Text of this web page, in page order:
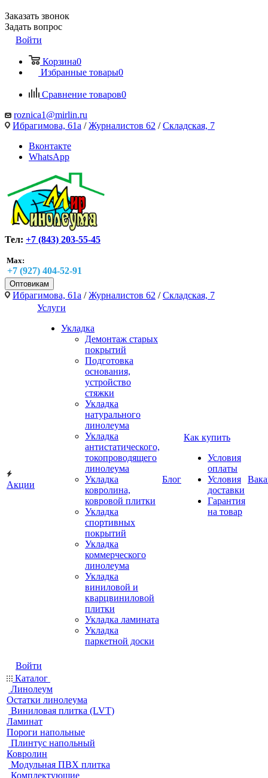
Заказать звонок
Задать вопрос
Войти
Корзина0
Избранные товары0
Сравнение товаров0
roznica1@mirlin.ru
Ибрагимова, 61а /Журналистов 62 /Складская, 7
Вконтакте
WhatsApp
Тел: +7 (843) 203-55-45
Max:
+7 (927) 404-52-91
Оптовикам
Ибрагимова, 61а /Журналистов 62 /Складская, 7
Акции
Услуги
Укладка
Демонтаж старых
покрытий
Подготовка
основания,
устройство
стяжки
Укладка
натурального
линолеума
Укладка
антистатического,
токопроводящего
линолеума
Укладка
ковролина,
ковровой плитки
Укладка
спортивных
покрытий
Укладка
коммерческого
линолеума
Укладка
виниловой и
кварцвиниловой
плитки
Укладка ламината
Укладка
паркетной доски
Блог
Как купить
Условия
оплаты
Условия
доставки
Гарантия
на товар
Войти
Каталог
Линолеум
Остатки линолеума
Виниловая плитка (LVT)
Ламинат
Пороги напольные
Плинтус напольный
Ковролин
Модульная ПВХ плитка
Комплектующие